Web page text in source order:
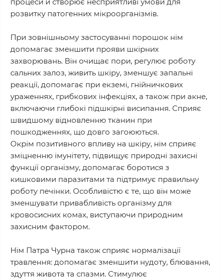
розвитку патогенних мікроорганізмів.
При зовнішньому застосуванні порошок нім
допомагає зменшити прояви шкірних
захворювань. Він очищає пори, регулює роботу
сальних залоз, живить шкіру, зменшує запальні
реакції, допомагає при екземі, гнійничкових
ураженнях, грибкових інфекціях, а також при акне,
включаючи глибокі підшкірні висипання. Сприяє
швидшому відновленню тканин при
пошкодженнях, що довго загоюються.
Окрім позитивного впливу на шкіру, нім сприяє
зміцненню імунітету, підвищує природні захисні
функції організму, допомагає боротися з
кишковими паразитами та підтримує правильну
роботу печінки. Особливістю є те, що він може
зменшувати привабливість організму для
кровосисних комах, виступаючи природним
захисним фактором.
Нім Патра Чурна також сприяє нормалізації
травлення: допомагає зменшити нудоту, блювання,
здуття живота та спазми. Стимулює